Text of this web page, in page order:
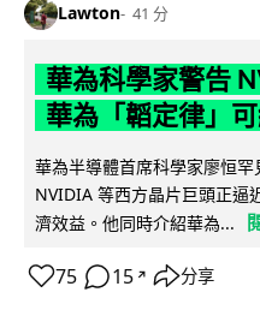
Lawton 41 分
華為科學家警告
華為「韜定律」
華為半導體首席科學家廖恒
NVIDIA 等西方晶片巨頭正逼
濟效益。他同時介紹華為...
75 15 ↗ 分享